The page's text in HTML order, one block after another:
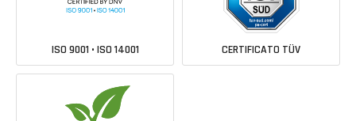
ISO 9001 • ISO 14001 CERTIFICATO TÜV